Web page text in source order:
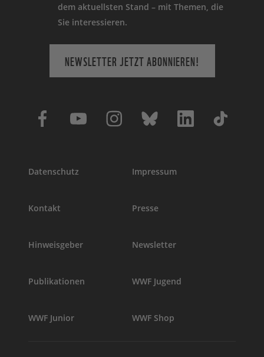
dem aktuellsten Stand – mit Themen, die
Sie interessieren.
NEWSLETTER JETZT ABONNIEREN!
Datenschutz Impressum
Kontakt Presse
Hinweisgeber Newsletter
Publikationen WWF Jugend
WWF Junior WWF Shop